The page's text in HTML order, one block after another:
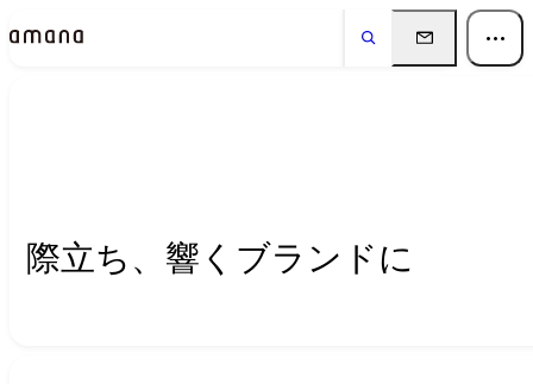
Insightsインサイト
際立ち、響くブランドに